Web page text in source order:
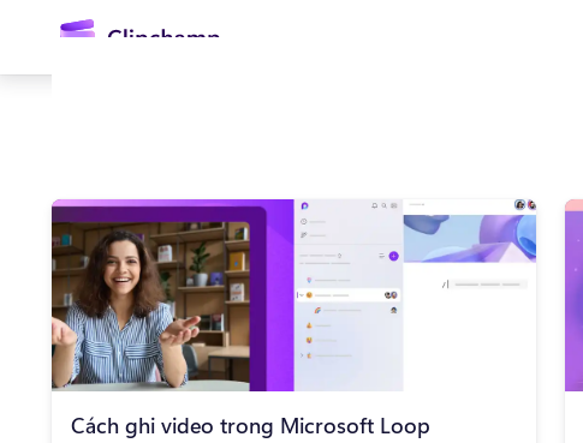
Đăng nhập
Cách ghi video trong Microsoft Loop